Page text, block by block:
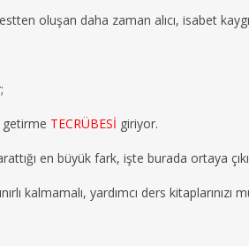
oluşan daha zaman alıcı, isabet
TECRÜBESİ giriyor.
en büyük fark, işte burada ortaya
kalmamalı, yardımcı ders kitaplarınızı